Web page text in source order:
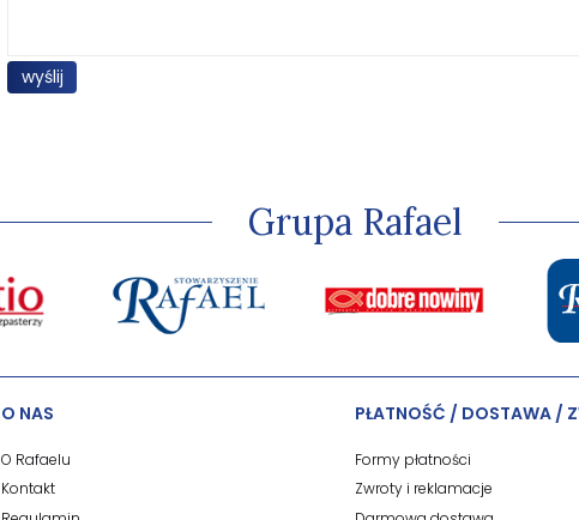
wyślij
Grupa Rafael
O NAS
O Rafaelu
Kontakt
PŁATNOŚĆ / DOSTAWA /
Formy płatności
Zwroty i reklamacje